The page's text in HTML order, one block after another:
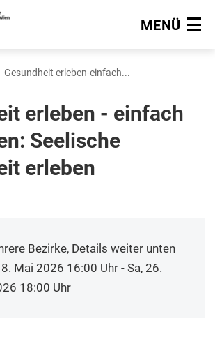
MENÜ
Gesundheit erleben-einfach...
erleben - einfach
Seelische
erleben
Bezirke, Details weiter unten
Mai 2026 16:00 Uhr - Sa, 26.
18:00 Uhr